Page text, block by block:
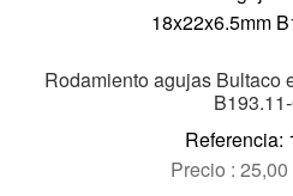
Rodamiento agujas Bultaco
Referencia:
Precio : 25,00